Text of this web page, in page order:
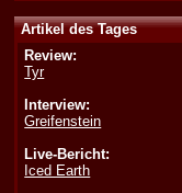
Artikel des Tages
Review:
Tyr
Interview:
Greifenstein
Live-Bericht:
Iced Earth